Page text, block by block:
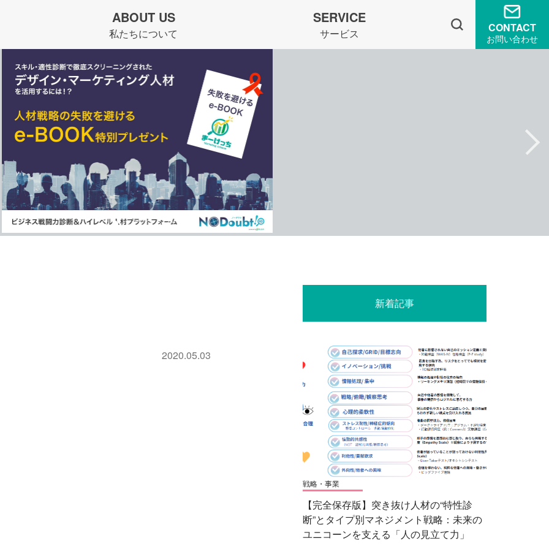
ABOUT US
私たちについて
SERVICE
サービス CONTACT
お問い合わせ
2020.05.03
新着記事
戦略・事業
【完全保存版】突き抜け人材の“特性診
断”とタイプ別マネジメント戦略：未来の
ユニコーンを支える「人の見立て力」